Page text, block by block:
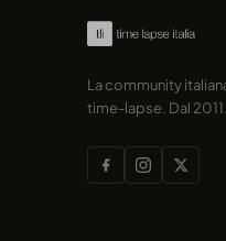
La community
time-lapse. Dal 2011.